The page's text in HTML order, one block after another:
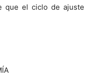
que el ciclo de ajuste